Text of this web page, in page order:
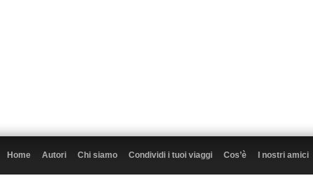
Home Autori Chi siamo Condividi i tuoi viaggi Cos’è I nostri amici